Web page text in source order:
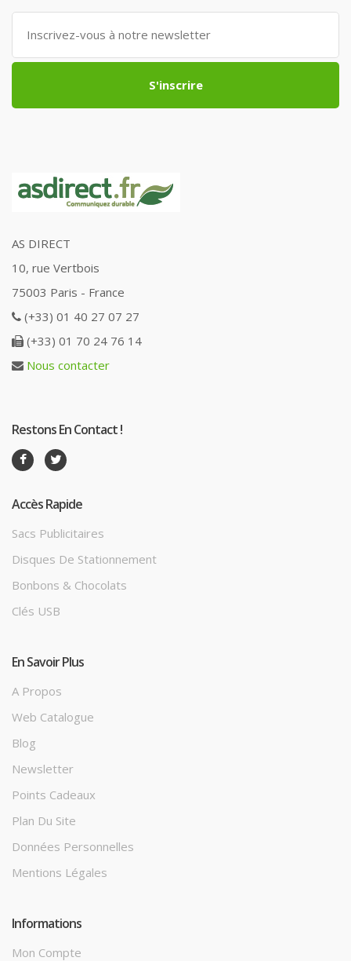
S'inscrire
AS DIRECT
10, rue Vertbois
75003 Paris - France
(+33) 01 40 27 07 27
(+33) 01 70 24 76 14
Nous contacter
Restons En Contact !
Accès Rapide
Sacs Publicitaires
Disques De Stationnement
Bonbons & Chocolats
Clés USB
En Savoir Plus
A Propos
Web Catalogue
Blog
Newsletter
Points Cadeaux
Plan Du Site
Données Personnelles
Mentions Légales
Informations
Mon Compte